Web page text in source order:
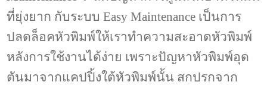
ที่ยุ่งยาก กับระบบ Easy Maintenance เป็นการ
ปลดล็อคหัวพิมพ์ให้เราทำความสะอาดหัวพิมพ์
หลังการใช้งานได้ง่าย เพราะปัญหาหัวพิมพ์อุด
ตันมาจากแคปปิ้งใต้หัวพิมพ์นั้น สกปรกจาก